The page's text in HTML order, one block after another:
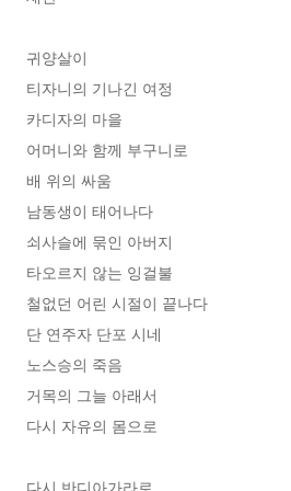
귀양살이
티자니의 기나긴 여정
카디자의 마을
어머니와 함께 부구니로
배 위의 싸움
남동생이 태어나다
쇠사슬에 묶인 아버지
타오르지 않는 잉걸불
철없던 어린 시절이 끝나다
단 연주자 단포 시네
노스승의 죽음
거목의 그늘 아래서
다시 자유의 몸으로